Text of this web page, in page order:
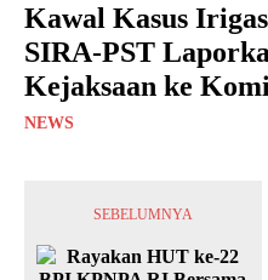
Kawal Kasus
SIRA-PST
Kejaksaan ke
NEWS
SEBELUMNYA